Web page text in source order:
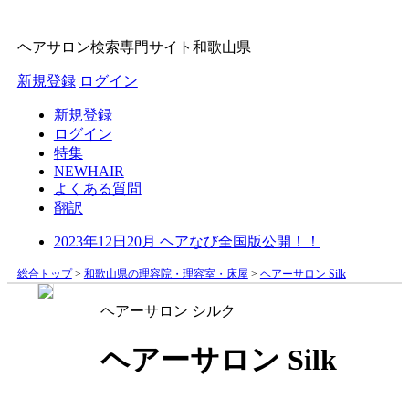
ヘアサロン検索専門サイト 和歌山県
新規登録 ログイン
新規登録
ログイン
特集
NEWHAIR
よくある質問
翻訳
2023年12日20月 ヘアなび全国版公開！！
総合トップ> 和歌山県の理容院・理容室・床屋 > ヘアーサロン Silk
ヘアーサロン シルク
ヘアーサロン Silk